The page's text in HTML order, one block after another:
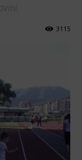
3115